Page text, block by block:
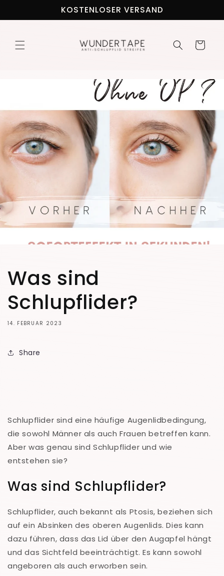
Inhalt
KOSTENLOSER VERSAND
Warenkorb
Was sind
Schlupflider?
14. FEBRUAR 2023
Share
Schlupflider sind eine häufige Augenlidbedingung,
die sowohl Männer als auch Frauen betreffen kann.
Aber was genau sind Schlupflider und wie
entstehen sie?
Was sind Schlupflider?
Schlupflider, auch bekannt als Ptosis, beziehen sich
auf ein Absinken des oberen Augenlids. Dies kann
dazu führen, dass das Lid über den Augapfel hängt
und das Sichtfeld beeinträchtigt. Es kann sowohl
angeboren als auch erworben sein.